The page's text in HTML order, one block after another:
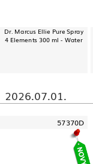
Dr. Marcus Ellie Pure Spray
4 Elements 300 ml - Water
2026.07.01.
57370D